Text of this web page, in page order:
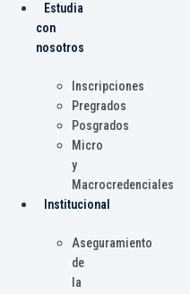
Estudia
con
nosotros
Inscripciones
Pregrados
Posgrados
Micro
y
Macrocredenciales
Institucional
Aseguramiento
de
la